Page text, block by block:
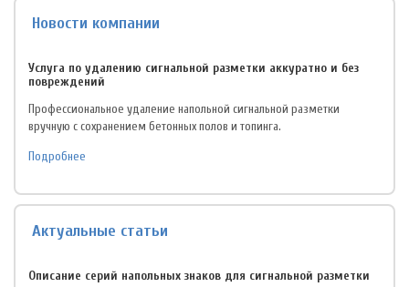
Новости компании
Услуга по удалению сигнальной разметки аккуратно и без
повреждений
Профессиональное удаление напольной сигнальной разметки
вручную с сохранением бетонных полов и топинга.
Подробнее
Актуальные статьи
Описание серий напольных знаков для сигнальной разметки